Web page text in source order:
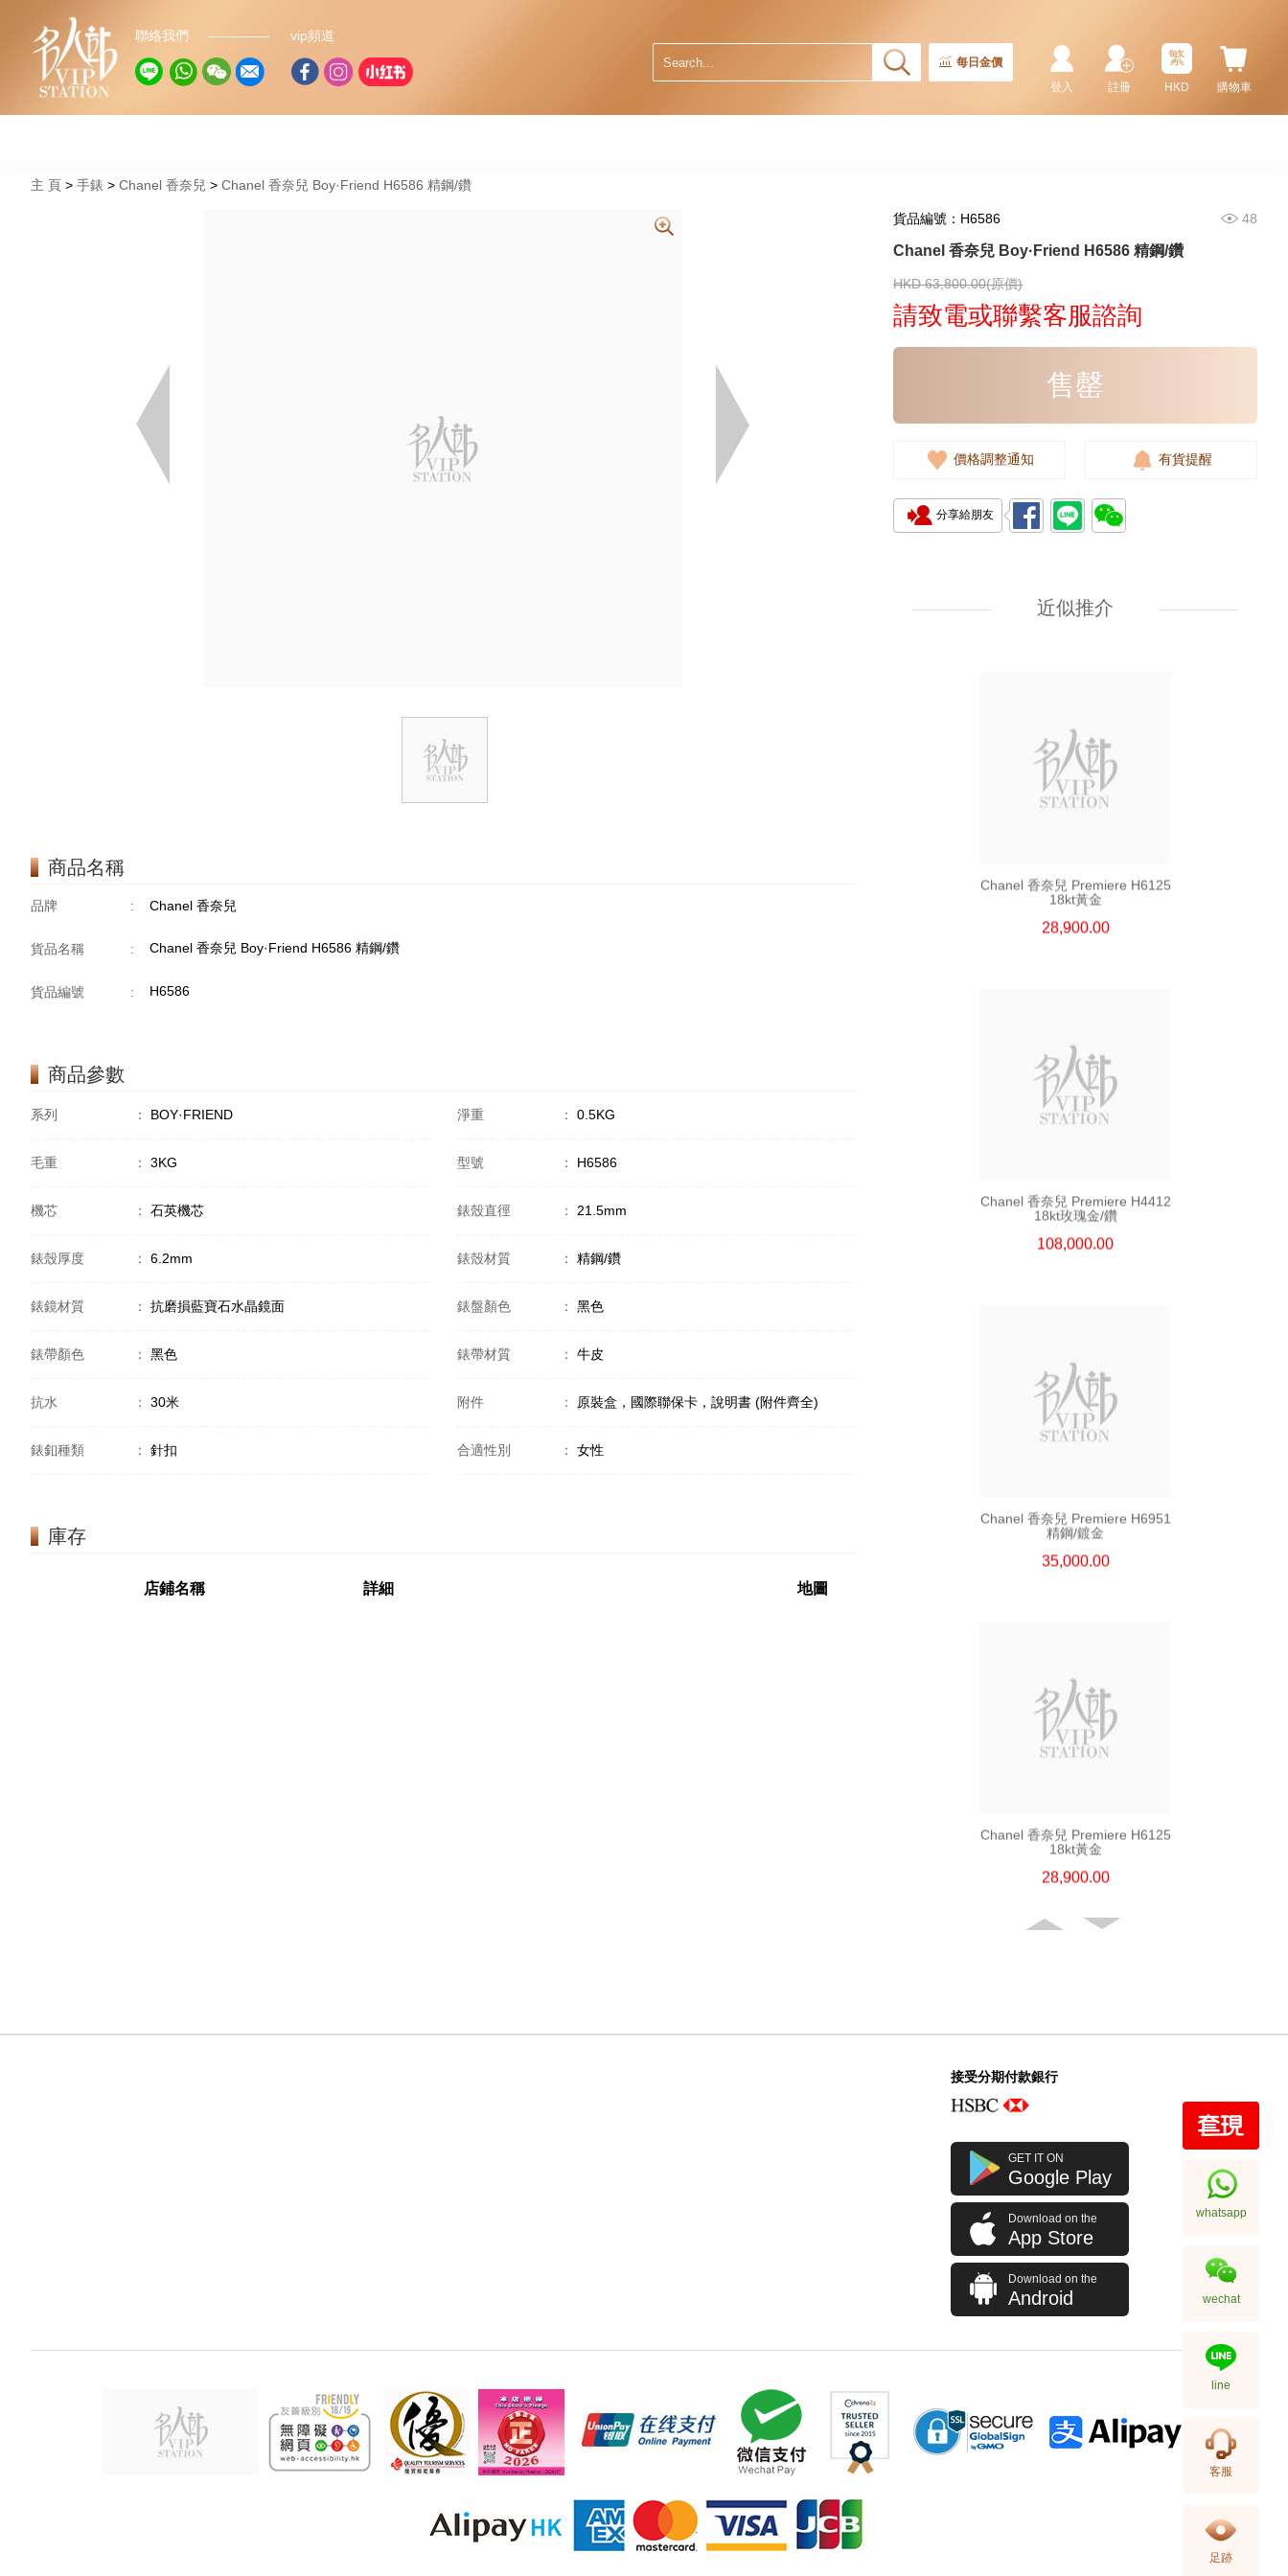
聯絡我們 vip頻道
每日金價
購物車
繁
HKD
註冊
登入
主 頁 手錶 Chanel 香奈兒 Chanel 香奈兒 Boy·Friend H6586 精鋼/鑽
商品名稱
品牌 : Chanel 香奈兒
貨品名稱 : Chanel 香奈兒 Boy·Friend H6586 精鋼/鑽
貨品編號 : H6586
商品參數
系列 ： BOY·FRIEND 淨重 ： 0.5KG
毛重 ： 3KG 型號 ： H6586
機芯 ： 石英機芯 錶殼直徑 ： 21.5mm
錶殼厚度 ： 6.2mm 錶殼材質 ： 精鋼/鑽
錶鏡材質 ： 抗磨損藍寶石水晶鏡面 錶盤顏色 ： 黑色
錶帶顏色 ： 黑色 錶帶材質 ： 牛皮
抗水 ： 30米 附件 ： 原裝盒，國際聯保卡，說明書 (附件齊全)
錶釦種類 ： 針扣 合適性別 ： 女性
庫存
店鋪名稱 詳細 地圖
貨品編號：H6586 48
Chanel 香奈兒 Boy·Friend H6586 精鋼/鑽
HKD 63,800.00(原價)
請致電或聯繫客服諮詢
售罄
價格調整通知 有貨提醒
分享給朋友
近似推介
Chanel 香奈兒 Premiere H4412
35,000.00
Chanel 香奈兒 Premiere H6125
18kt黃金
28,900.00
Chanel 香奈兒 Premiere H4412
18kt玫瑰金/鑽
108,000.00
Chanel 香奈兒 Premiere H6951
精鋼/鍍金
35,000.00
Chanel 香奈兒 Premiere H6125
18kt黃金
28,900.00
Chanel 香奈兒 Premiere H4412
18kt玫瑰金/鑽
108,000.00
接受分期付款銀行
GET IT ON
Google Play
Download on the
App Store
Download on the
Android
whatsapp
wechat
line
客服
足跡